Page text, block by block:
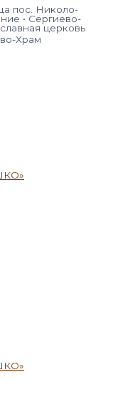
пос. Николо-
• Сергиево-
церковь